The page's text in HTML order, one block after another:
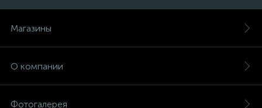
Магазины
О компании
Фотогалерея